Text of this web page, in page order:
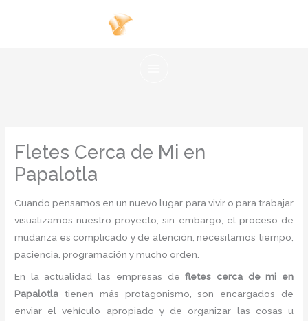
Fletes Cerca de Mi en
Papalotla
Cuando pensamos en un nuevo lugar para vivir o para trabajar
visualizamos nuestro proyecto, sin embargo, el proceso de
mudanza es complicado y de atención, necesitamos tiempo,
paciencia, programación y mucho orden.
En la actualidad las empresas defletes cerca de mi en
Papalotla tienen más protagonismo, son encargados de
enviar el vehículo apropiado y de organizar las cosas u